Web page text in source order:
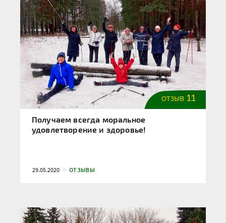
Получаем всегда моральное
удовлетворение и здоровье!
29.05.2020 ОТЗЫВЫ